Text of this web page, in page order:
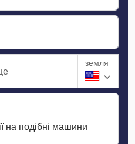
земля
на подібні машини